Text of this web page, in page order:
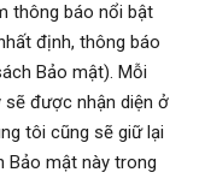
thông báo nổi bật
định, thông báo
Bảo mật). Mỗi
sẽ được nhận diện ở
tôi cũng sẽ giữ lại
Bảo mật này trong